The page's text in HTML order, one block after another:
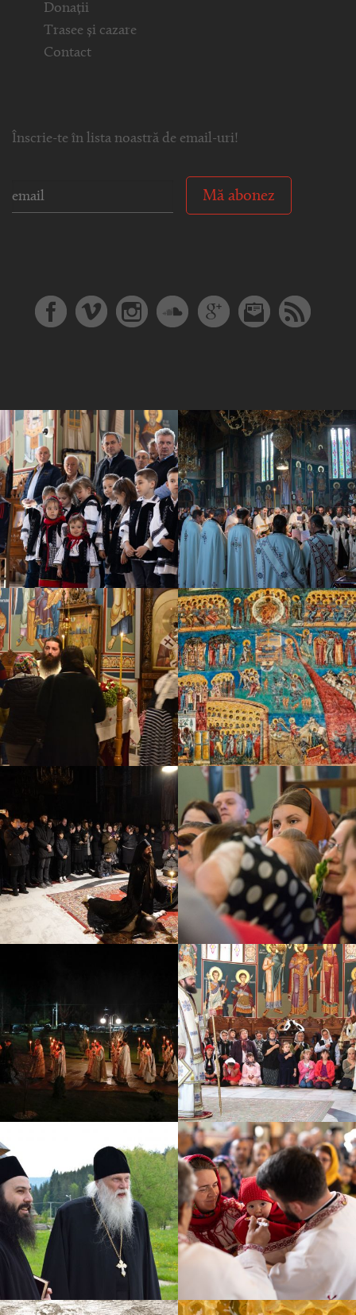
Donații
Trasee și cazare
Contact
Înscrie-te în lista noastră de email-uri!
Mă abonez